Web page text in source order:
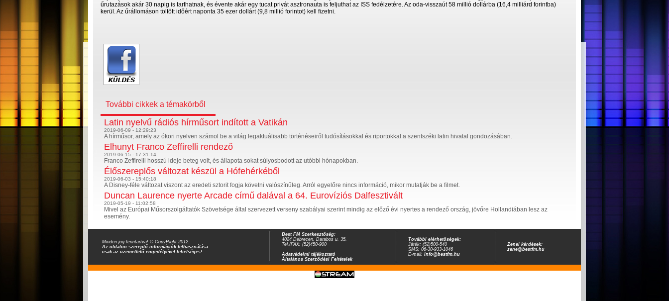
űrutazások akár 30 napig is tarthatnak, és évente akár egy tucat privát asztronauta is feljuthat az ISS fedélzetére. Az oda-visszaút 58 millió dollárba (16,4 milliárd forintba)
kerül. Az űrállomáson töltött időért naponta 35 ezer dollárt (9,8 millió forintot) kell fizetni.
További cikkek a témakörből
Latin nyelvű rádiós hírműsort indított a Vatikán
2019-06-09 - 12:29:23
A hírműsor, amely az ókori nyelven számol be a világ legaktuálisabb történéseiről tudósításokkal és riportokkal a szentszéki latin hivatal gondozásában.
Elhunyt Franco Zeffirelli rendező
2019-06-15 - 17:31:14
Franco Zeffirelli hosszú ideje beteg volt, és állapota sokat súlyosbodott az utóbbi hónapokban.
Élőszereplős változat készül a Hófehérkéből
2019-06-03 - 15:40:18
A Disney-féle változat viszont az eredeti sztorit fogja követni valószínűleg. Arról egyelőre nincs információ, mikor mutatják be a filmet.
Duncan Laurence nyerte Arcade című dalával a 64. Eurovíziós Dalfesztivált
2019-05-19 - 11:02:58
Mivel az Európai Műsorszolgáltatók Szövetsége által szervezett verseny szabályai szerint mindig az előző évi nyertes a rendező ország, jövőre Hollandiában lesz az
esemény.
Minden jog fenntartva! © CopyRight 2012.
Az oldalon szereplő információk felhasználása
csak az üzemeltető engedélyével lehetséges!
Best FM Szerkesztőség:
4024 Debrecen, Darabos u. 35.
Tel./FAX: (52)450-900
Adatvédelmi tájékoztató
Általános Szerződési Feltételek
További elérhetőségek:
Játék: (52)500-540
SMS: 06-30-933-1046
E-mail: info@bestfm.hu
Zenei kérdések:
zene@bestfm.hu